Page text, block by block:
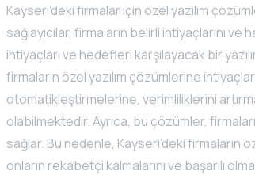
Kayseri’deki firmalar için özel yazılım
sağlayıcılar, firmaların belirli ihtiyaçlarını ve
ihtiyaçları ve hedefleri karşılayacak bir
firmaların özel yazılım çözümlerine
otomatikleştirmelerine, verimliliklerini
olabilmektedir. Ayrıca, bu çözümler,
sağlar. Bu nedenle, Kayseri’deki firmaların
onların rekabetçi kalmalarını ve başarılı